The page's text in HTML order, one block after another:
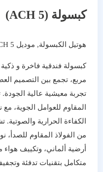
كبسولة (ACH 5)
هوتيل الكبسولة, موديل ACH 5
مربع، تجمع بين التصميم
تجربة معيشية عالية الجودة.
المقاوم للعوامل الجوية،
الكفاءة الحرارية
من الفولاذ المقاوم للصدأ،
أرضية ألماني، وتكييف
متكامل بتقنيات تدفئة